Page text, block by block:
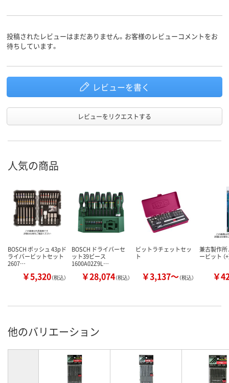
投稿されたレビューはまだありません。お客様のレビューコメントをお
待ちしています。
レビューを書く
レビューをリクエストする
人気の商品
BOSCH ボッシュ 43pド
ライバービットセット
2607…
￥5,320（税込）
BOSCH ドライバーセ
ット39ピース
1600A02Z9L…
￥28,074（税込）
ビットラチェットセッ
ト
￥3,137～（税込）
兼古製作所
ービット （+
￥
他のバリエーション